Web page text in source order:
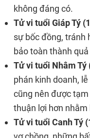
không đáng có.
Tử vi tuổi Giáp Tý
sự bốc đồng, tránh
bảo toàn thành
Tử vi tuổi Nhâm Tý
phán kinh doanh,
cũng nên được
thuận lợi hơn
Tử vi tuổi Canh Tý